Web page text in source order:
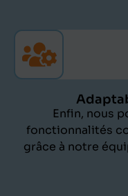
Enfin, nous
fonctionnalités
grâce à notre